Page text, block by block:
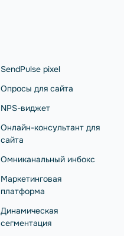
SendPulse pixel
Опросы для сайта
NPS-виджет
Онлайн-консультант для
сайта
Омниканальный инбокс
Маркетинговая
платформа
Динамическая
сегментация